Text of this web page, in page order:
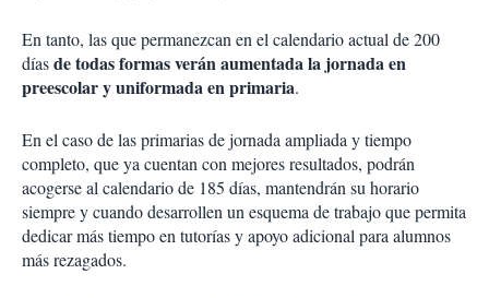
En tanto, las que permanezcan en el calendario actual de 200
díasde todas formas verán aumentada la jornada en
preescolar y uniformada en primaria.
En el caso de las primarias de jornada ampliada y tiempo
completo, que ya cuentan con mejores resultados, podrán
acogerse al calendario de 185 días, mantendrán su horario
siempre y cuando desarrollen un esquema de trabajo que permita
dedicar más tiempo en tutorías y apoyo adicional para alumnos
más rezagados.